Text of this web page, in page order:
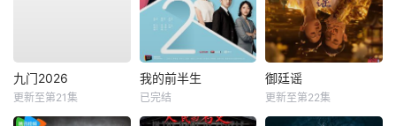
九门2026
更新至第21集
我的前半生
已完结
御廷谣
更新至第22集